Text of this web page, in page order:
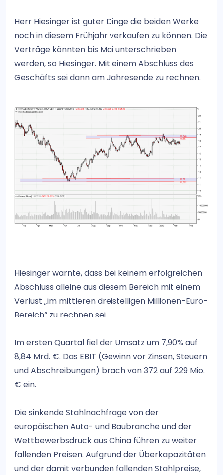
Herr Hiesinger ist guter Dinge die beiden Werke
noch in diesem Frühjahr verkaufen zu können. Die
Verträge könnten bis Mai unterschrieben
werden, so Hiesinger. Mit einem Abschluss des
Geschäfts sei dann am Jahresende zu rechnen.
Hiesinger warnte, dass bei keinem erfolgreichen
Abschluss alleine aus diesem Bereich mit einem
Verlust „im mittleren dreistelligen Millionen-Euro-
Bereich“ zu rechnen sei.
Im ersten Quartal fiel der Umsatz um 7,90% auf
8,84 Mrd. €. Das EBIT (Gewinn vor Zinsen, Steuern
und Abschreibungen) brach von 372 auf 229 Mio.
€ ein.
Die sinkende Stahlnachfrage von der
europäischen Auto- und Baubranche und der
Wettbewerbsdruck aus China führen zu weiter
fallenden Preisen. Aufgrund der Überkapazitäten
und der damit verbunden fallenden Stahlpreise,